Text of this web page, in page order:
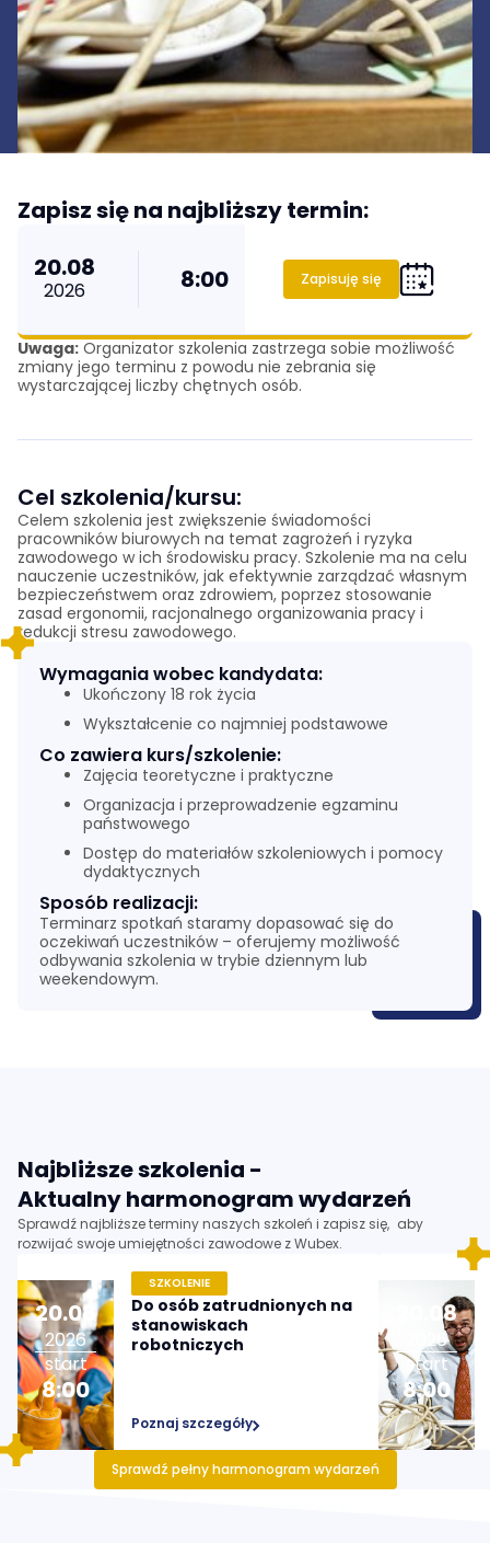
Zapisz się na najbliższy termin:
20.08
2026 8:00 Zapisuję się
Uwaga: Organizator szkolenia zastrzega sobie możliwość
zmiany jego terminu z powodu nie zebrania się
wystarczającej liczby chętnych osób.
Cel szkolenia/kursu:
Celem szkolenia jest zwiększenie świadomości
pracowników biurowych na temat zagrożeń i ryzyka
zawodowego w ich środowisku pracy. Szkolenie ma na celu
nauczenie uczestników, jak efektywnie zarządzać własnym
bezpieczeństwem oraz zdrowiem, poprzez stosowanie
zasad ergonomii, racjonalnego organizowania pracy i
redukcji stresu zawodowego.
Wymagania wobec kandydata:
Ukończony 18 rok życia
Wykształcenie co najmniej podstawowe
Co zawiera kurs/szkolenie:
Zajęcia teoretyczne i praktyczne
Organizacja i przeprowadzenie egzaminu
państwowego
Dostęp do materiałów szkoleniowych i pomocy
dydaktycznych
Sposób realizacji:
Terminarz spotkań staramy dopasować się do
oczekiwań uczestników – oferujemy możliwość
odbywania szkolenia w trybie dziennym lub
weekendowym.
Najbliższe szkolenia -
Aktualny harmonogram wydarzeń
Sprawdź najbliższe terminy naszych szkoleń i zapisz się, aby
rozwijać swoje umiejętności zawodowe z Wubex.
20.08
2026
start
8:00
SZKOLENIE
Do osób zatrudnionych na
stanowiskach
robotniczych
Poznaj szczegóły
08
2026
start
8:00
Sprawdź pełny harmonogram wydarzeń